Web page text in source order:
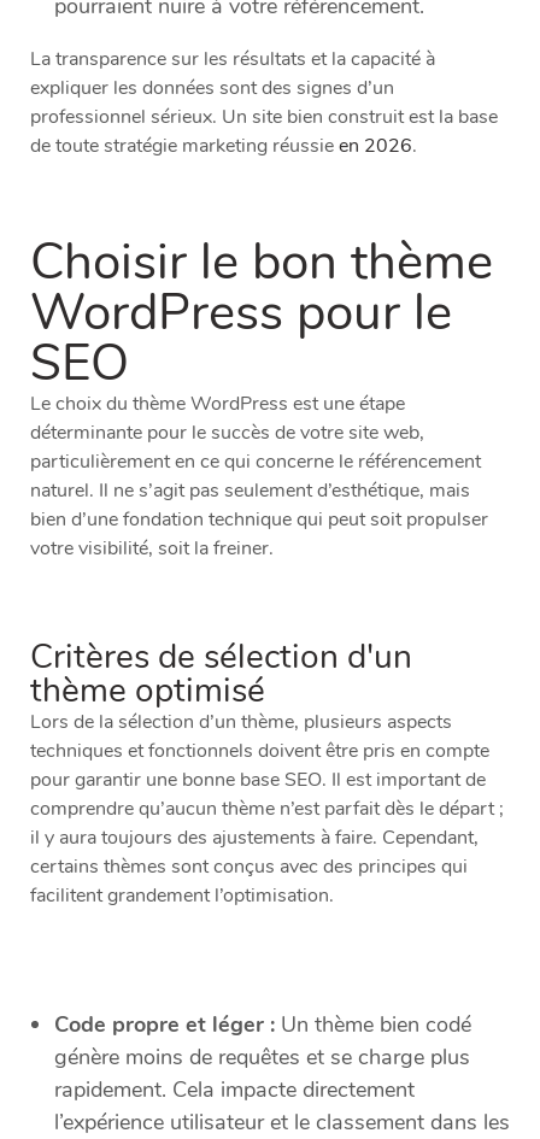
pourraient nuire à votre référencement.
La transparence sur les résultats et la capacité à
expliquer les données sont des signes d’un
professionnel sérieux. Un site bien construit est la base
de toute stratégie marketing réussieen 2026.
Choisir le bon thème
WordPress pour le
SEO
Le choix du thème WordPress est une étape
déterminante pour le succès de votre site web,
particulièrement en ce qui concerne le référencement
naturel. Il ne s’agit pas seulement d’esthétique, mais
bien d’une fondation technique qui peut soit propulser
votre visibilité, soit la freiner.
Critères de sélection d'un
thème optimisé
Lors de la sélection d’un thème, plusieurs aspects
techniques et fonctionnels doivent être pris en compte
pour garantir une bonne base SEO. Il est important de
comprendre qu’aucun thème n’est parfait dès le départ ;
il y aura toujours des ajustements à faire. Cependant,
certains thèmes sont conçus avec des principes qui
facilitent grandement l’optimisation.
Code propre et léger : Un thème bien codé
génère moins de requêtes et se charge plus
rapidement. Cela impacte directement
l’expérience utilisateur et le classement dans les